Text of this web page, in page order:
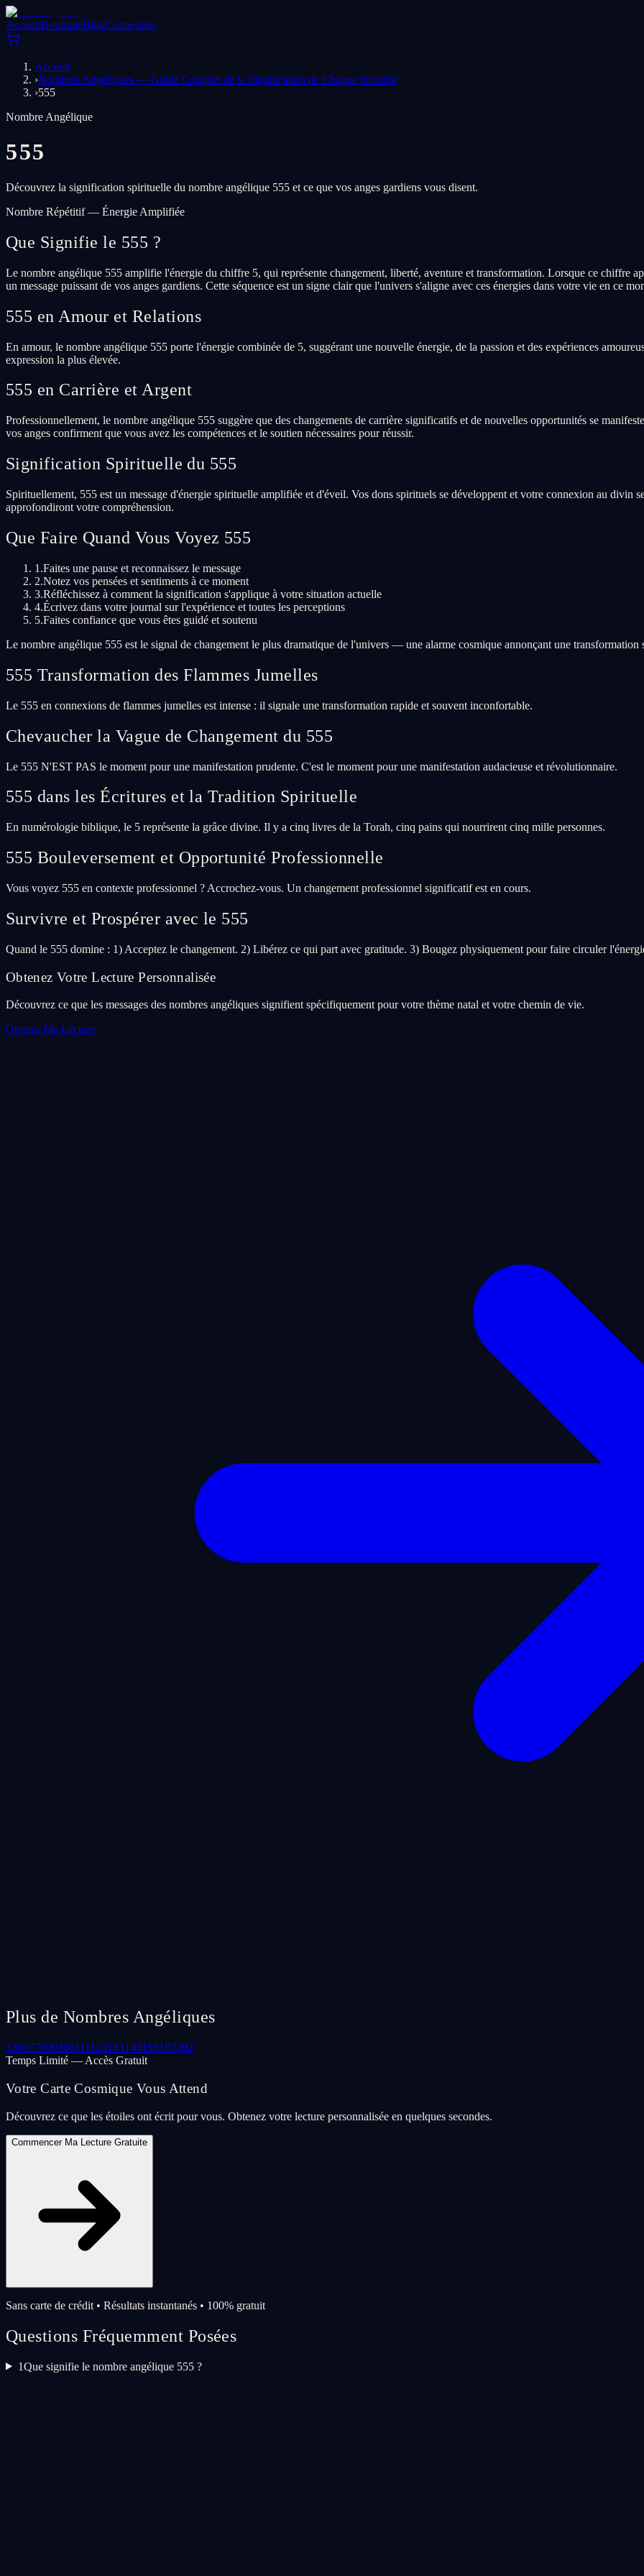
AccueilBoutiqueBlogConnexion
Accueil
›Nombres Angéliques — Guide Complet de la Signification de Chaque Nombre
›555
Nombre Angélique
555
Découvrez la signification spirituelle du nombre angélique 555 et ce que vos anges gardiens vous disent.
Nombre Répétitif — Énergie Amplifiée
Que Signifie le 555 ?
Le nombre angélique 555 amplifie l'énergie du chiffre 5, qui représente changement, liberté, aventure et transformation. Lorsque ce chiffre
un message puissant de vos anges gardiens. Cette séquence est un signe clair que l'univers s'aligne avec ces énergies dans votre vie en ce
555 en Amour et Relations
En amour, le nombre angélique 555 porte l'énergie combinée de 5, suggérant une nouvelle énergie, de la passion et des expériences
expression la plus élevée.
555 en Carrière et Argent
Professionnellement, le nombre angélique 555 suggère que des changements de carrière significatifs et de nouvelles opportunités se
vos anges confirment que vous avez les compétences et le soutien nécessaires pour réussir.
Signification Spirituelle du 555
Spirituellement, 555 est un message d'énergie spirituelle amplifiée et d'éveil. Vos dons spirituels se développent et votre connexion au divin
approfondiront votre compréhension.
Que Faire Quand Vous Voyez 555
1.Faites une pause et reconnaissez le message
2.Notez vos pensées et sentiments à ce moment
3.Réfléchissez à comment la signification s'applique à votre situation actuelle
4.Écrivez dans votre journal sur l'expérience et toutes les perceptions
5.Faites confiance que vous êtes guidé et soutenu
Le nombre angélique 555 est le signal de changement le plus dramatique de l'univers — une alarme cosmique annonçant une transformation
555 Transformation des Flammes Jumelles
Le 555 en connexions de flammes jumelles est intense : il signale une transformation rapide et souvent inconfortable.
Chevaucher la Vague de Changement du 555
Le 555 N'EST PAS le moment pour une manifestation prudente. C'est le moment pour une manifestation audacieuse et révolutionnaire.
555 dans les Écritures et la Tradition Spirituelle
En numérologie biblique, le 5 représente la grâce divine. Il y a cinq livres de la Torah, cinq pains qui nourrirent cinq mille personnes.
555 Bouleversement et Opportunité Professionnelle
Vous voyez 555 en contexte professionnel ? Accrochez-vous. Un changement professionnel significatif est en cours.
Survivre et Prospérer avec le 555
Quand le 555 domine : 1) Acceptez le changement. 2) Libérez ce qui part avec gratitude. 3) Bougez physiquement pour faire circuler
Obtenez Votre Lecture Personnalisée
Découvrez ce que les messages des nombres angéliques signifient spécifiquement pour votre thème natal et votre chemin de vie.
Obtenir Ma Lecture
Plus de Nombres Angéliques
336977000106111123143144155187202
Temps Limité — Accès Gratuit
Votre Carte Cosmique Vous Attend
Découvrez ce que les étoiles ont écrit pour vous. Obtenez votre lecture personnalisée en quelques secondes.
Commencer Ma Lecture Gratuite
Sans carte de crédit • Résultats instantanés • 100% gratuit
Questions Fréquemment Posées
1Que signifie le nombre angélique 555 ?